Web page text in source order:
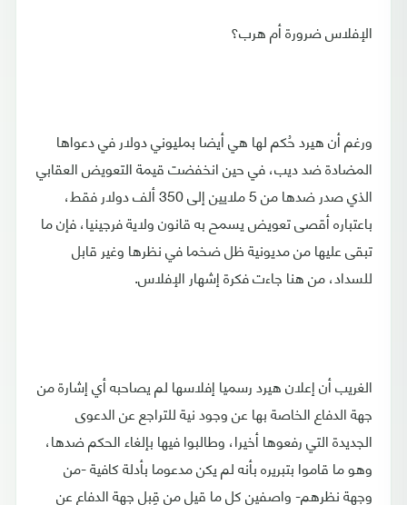
الإفلاس ضرورة أم هرب؟
ورغم أن هيرد حُكم لها هي أيضا بمليوني دولار في دعواها
المضادة ضد ديب، في حين انخفضت قيمة التعويض العقابي
الذي صدر ضدها من 5 ملايين إلى 350 ألف دولار فقط،
باعتباره أقصى تعويض يسمح به قانون ولاية فرجينيا، فإن ما
تبقى عليها من مديونية ظل ضخما في نظرها وغير قابل
للسداد، من هنا جاءت فكرة إشهار الإفلاس.
الغريب أن إعلان هيرد رسميا إفلاسها لم يصاحبه أي إشارة من
جهة الدفاع الخاصة بها عن وجود نية للتراجع عن الدعوى
الجديدة التي رفعوها أخيرا، وطالبوا فيها بإلغاء الحكم ضدها،
وهو ما قاموا بتبريره بأنه لم يكن مدعوما بأدلة كافية -من
وجهة نظرهم- واصفين كل ما قيل من قِبل جهة الدفاع عن